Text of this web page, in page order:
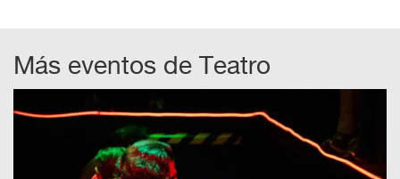
Más eventos de Teatro